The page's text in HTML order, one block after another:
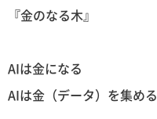
『金のなる木』
AIは金になる
AIは金（データ）を集め